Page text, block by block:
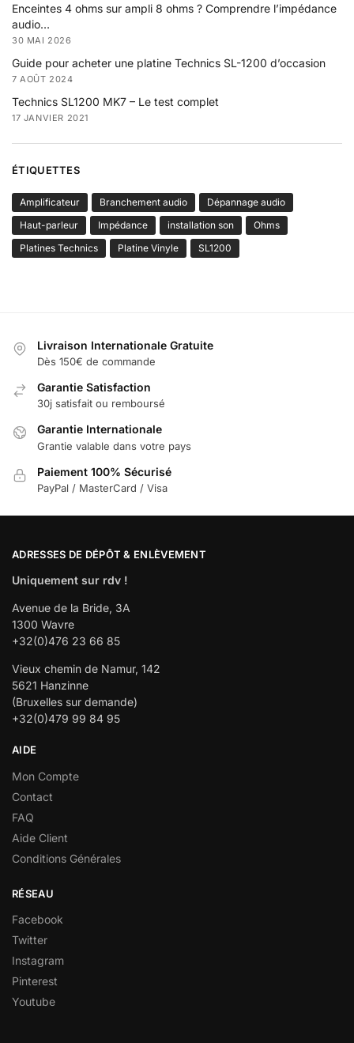
Enceintes 4 ohms sur ampli 8 ohms ? Comprendre l’impédance
audio…
30 MAI 2026
Guide pour acheter une platine Technics SL-1200 d’occasion
7 AOÛT 2024
Technics SL1200 MK7 – Le test complet
17 JANVIER 2021
ÉTIQUETTES
Amplificateur Branchement audio
Dépannage audio
Haut-parleur
Impédance installation son
Ohms
Platines Technics
Platine Vinyle SL1200
Livraison Internationale Gratuite
Dès 150€ de commande
Garantie Satisfaction
30j satisfait ou remboursé
Garantie Internationale
Grantie valable dans votre pays
Paiement 100% Sécurisé
PayPal / MasterCard / Visa
ADRESSES DE DÉPÔT & ENLÈVEMENT
Uniquement sur rdv !
Avenue de la Bride, 3A
1300 Wavre
+32(0)476 23 66 85
Vieux chemin de Namur, 142
5621 Hanzinne
(Bruxelles sur demande)
+32(0)479 99 84 95
AIDE
Mon Compte
Contact
FAQ
Aide Client
Conditions Générales
RÉSEAU
Facebook
Twitter
Instagram
Pinterest
Youtube